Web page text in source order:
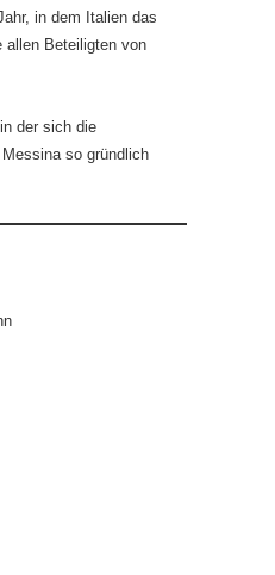
in dem Italien das
allen Beteiligten von
der sich die
so gründlich